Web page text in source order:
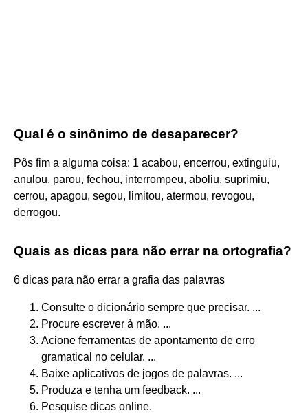
Qual é o sinônimo de desaparecer?
Pôs fim a alguma coisa: 1 acabou, encerrou, extinguiu,
anulou, parou, fechou, interrompeu, aboliu, suprimiu,
cerrou, apagou, segou, limitou, atermou, revogou,
derrogou.
Quais as dicas para não errar na ortografia?
6 dicas para não errar a grafia das palavras
Consulte o dicionário sempre que precisar. ...
Procure escrever à mão. ...
Acione ferramentas de apontamento de erro
gramatical no celular. ...
Baixe aplicativos de jogos de palavras. ...
Produza e tenha um feedback. ...
Pesquise dicas online.